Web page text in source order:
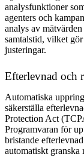
analysfunktioner
agenters och
analys av
samtalstid, vilket
justeringar.
Efterlevnad och
Automatiska
säkerställa
Protection Act
Programvaran för
bristande
automatiskt granska